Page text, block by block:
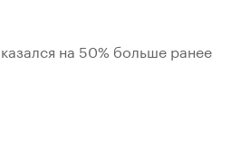
на 50% больше ранее